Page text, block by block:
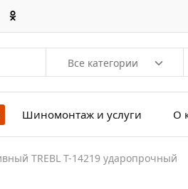
Все категории
Шиномонтаж и услуги О
TREBL T-14219 ударопрочный